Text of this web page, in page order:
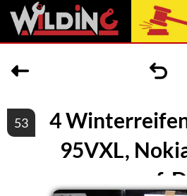
53
4
95VXL,
snowproof,